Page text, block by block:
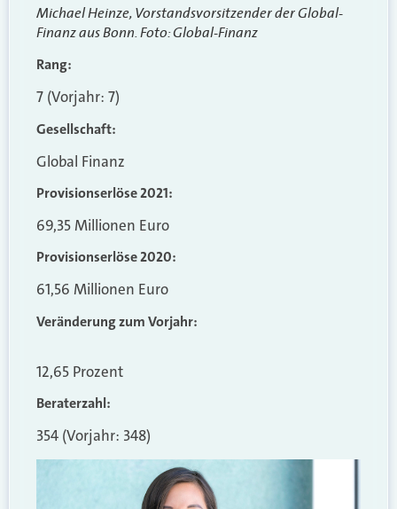
Michael Heinze, Vorstandsvorsitzender der Global-
Finanz aus Bonn. Foto: Global-Finanz
Rang:
7 (Vorjahr: 7)
Gesellschaft:
Global Finanz
Provisionserlöse 2021:
69,35 Millionen Euro
Provisionserlöse 2020:
61,56 Millionen Euro
Veränderung zum Vorjahr:
12,65 Prozent
Beraterzahl:
354 (Vorjahr: 348)